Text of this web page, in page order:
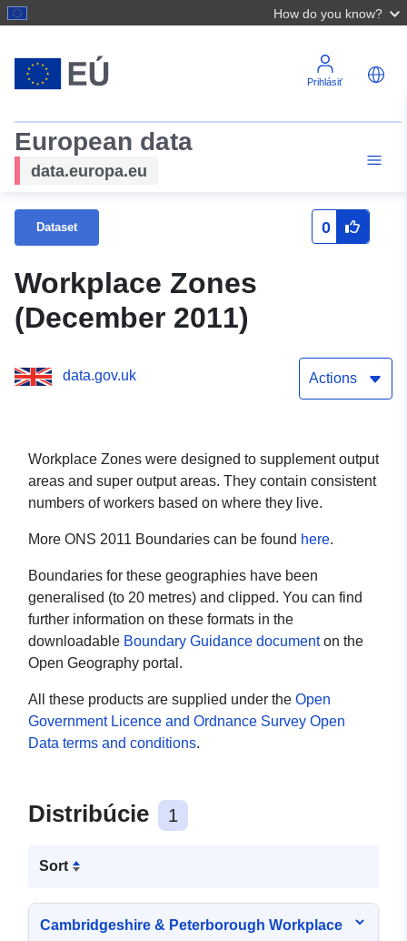
How do you know?
Prihlásiť
European data
data.europa.eu
Dataset 0
Workplace Zones
(December 2011)
data.gov.uk Actions
Workplace Zones were designed to supplement output
areas and super output areas. They contain consistent
numbers of workers based on where they live.
More ONS 2011 Boundaries can be found here.
Boundaries for these geographies have been
generalised (to 20 metres) and clipped. You can find
further information on these formats in the
downloadable Boundary Guidance documenton the
Open Geography portal.
All these products are supplied under the Open
Government Licence and Ordnance Survey Open
Data terms and conditions.
Distribúcie 1
Sort
Cambridgeshire & Peterborough Workplace